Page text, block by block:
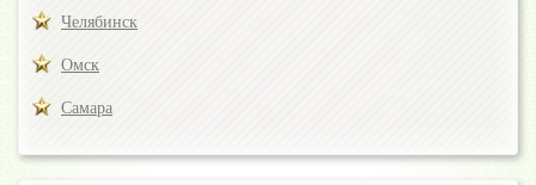
Челябинск
Омск
Самара